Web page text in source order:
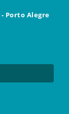
- Porto Alegre